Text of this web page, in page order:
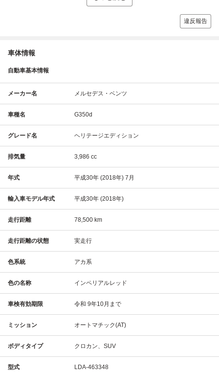
違反報告
車体情報
自動車基本情報
メーカー名 メルセデス・ベンツ
車種名 G350d
グレード名 ヘリテージエディション
排気量 3,986 cc
年式 平成30年 (2018年) 7月
輸入車モデル年式 平成30年 (2018年)
走行距離 78,500 km
走行距離の状態 実走行
色系統 アカ系
色の名称 インペリアルレッド
車検有効期限 令和 9年10月まで
ミッション オートマチック(AT)
ボディタイプ クロカン、SUV
型式 LDA-463348